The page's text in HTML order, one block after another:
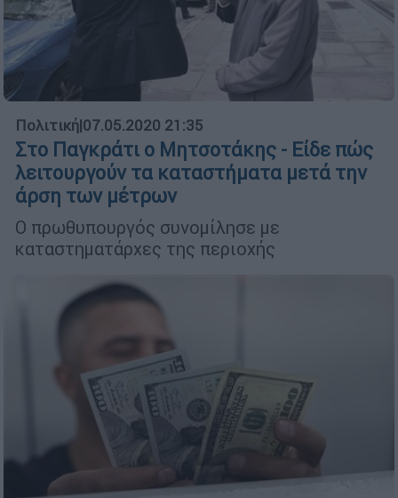
Πολιτική|07.05.2020 21:35
Στο Παγκράτι ο Μητσοτάκης - Είδε πώς
λειτουργούν τα καταστήματα μετά την
άρση των μέτρων
Ο πρωθυπουργός συνομίλησε με
καταστηματάρχες της περιοχής